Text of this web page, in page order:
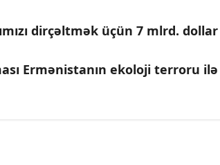
dirçəltmək üçün 7 mlrd.
Ermənistanın ekoloji terroru